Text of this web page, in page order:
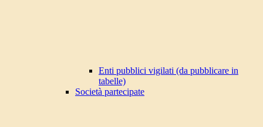
Enti pubblici vigilati (da pubblicare in
tabelle)
Società partecipate